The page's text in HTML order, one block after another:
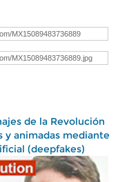
de la Revolución
y animadas mediante
(deepfakes)